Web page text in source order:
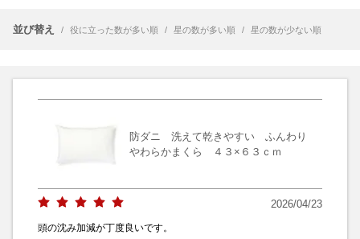
並び替え / 役に立った数が多い順 / 星の数が多い順 / 星の数が少ない順
防ダニ 洗えて乾きやすい ふんわり
やわらかまくら ４３×６３ｃｍ
2026/04/23
頭の沈み加減が丁度良いです。